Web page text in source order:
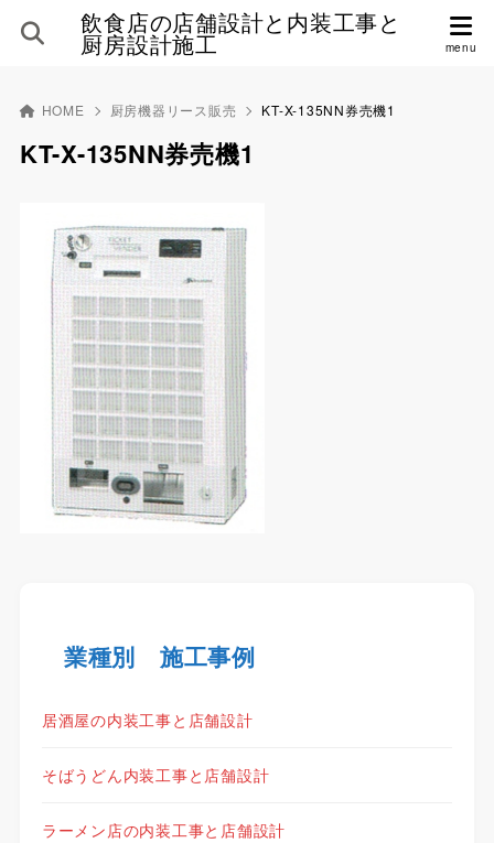
飲食店の店舗設計と内装工事と
厨房設計施工
HOME 厨房機器リース販売 KT-X-135NN券売機1
KT-X-135NN券売機1
業種別 施工事例
居酒屋の内装工事と店舗設計
そばうどん内装工事と店舗設計
ラーメン店の内装工事と店舗設計